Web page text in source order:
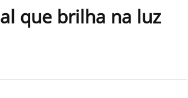
que brilha na luz